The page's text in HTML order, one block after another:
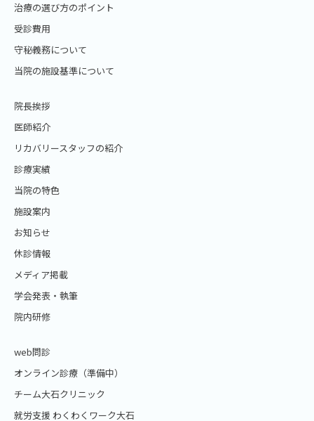
治療の選び方のポイント
受診費用
守秘義務について
当院の施設基準について
院長挨拶
医師紹介
リカバリースタッフの紹介
診療実績
当院の特色
施設案内
お知らせ
休診情報
メディア掲載
学会発表・執筆
院内研修
web問診
オンライン診療（準備中）
チーム大石クリニック
就労支援 わくわくワーク大石